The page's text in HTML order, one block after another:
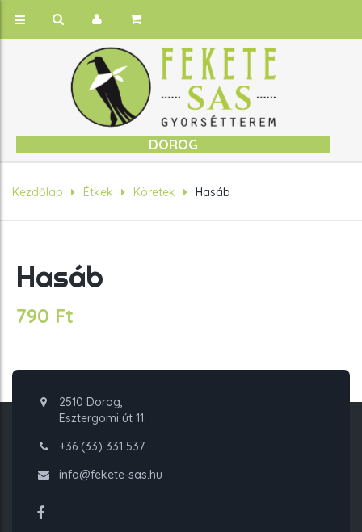
DOROG
Kezdőlap Étkek Köretek Hasáb
Hasáb
790 Ft
2510 Dorog,
Esztergomi út 11.
+36 (33) 331 537
info@fekete-sas.hu